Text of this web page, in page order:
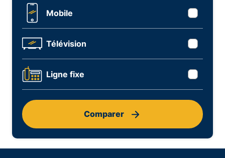
Mobile
Télévision
Ligne fixe
Comparer